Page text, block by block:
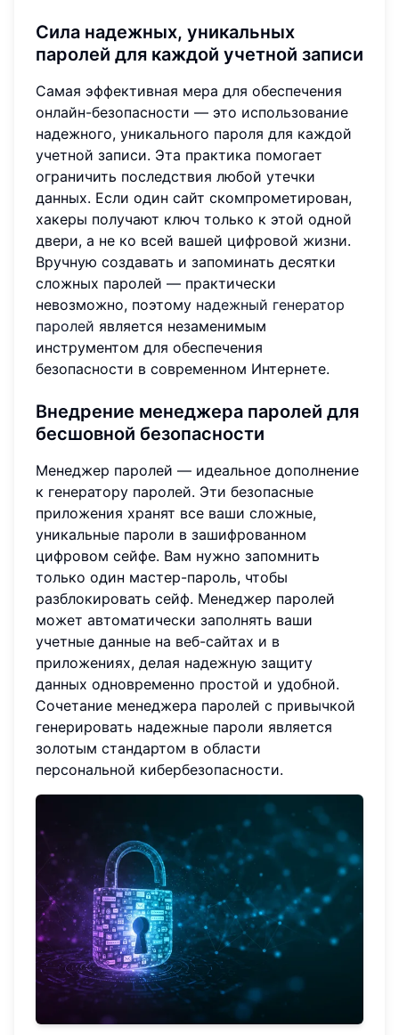
Сила надежных, уникальных
паролей для каждой учетной записи
Самая эффективная мера для обеспечения
онлайн-безопасности — это использование
надежного, уникального пароля для каждой
учетной записи. Эта практика помогает
ограничить последствия любой утечки
данных. Если один сайт скомпрометирован,
хакеры получают ключ только к этой одной
двери, а не ко всей вашей цифровой жизни.
Вручную создавать и запоминать десятки
сложных паролей — практически
невозможно, поэтому надежный генератор
паролей является незаменимым
инструментом для обеспечения
безопасности в современном Интернете.
Внедрение менеджера паролей для
бесшовной безопасности
Менеджер паролей — идеальное дополнение
к генератору паролей. Эти безопасные
приложения хранят все ваши сложные,
уникальные пароли в зашифрованном
цифровом сейфе. Вам нужно запомнить
только один мастер-пароль, чтобы
разблокировать сейф. Менеджер паролей
может автоматически заполнять ваши
учетные данные на веб-сайтах и в
приложениях, делая надежную защиту
данных одновременно простой и удобной.
Сочетание менеджера паролей с привычкой
генерировать надежные пароли является
золотым стандартом в области
персональной кибербезопасности.